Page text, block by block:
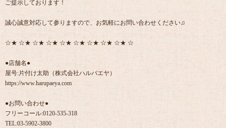
ご提示しております！
誠心誠意対応して参りますので、お気軽にお問い合わせください♫
☆★ ☆★ ☆★ ☆★ ☆★ ☆★ ☆★ ☆★ ☆★ ☆
●店舗名●
屋号:片付け太助（株式会社ハルパエヤ）
https://www.harupaeya.com
●お問い合わせ●
フリーコール:0120-535-318
TEL:03-5902-3800